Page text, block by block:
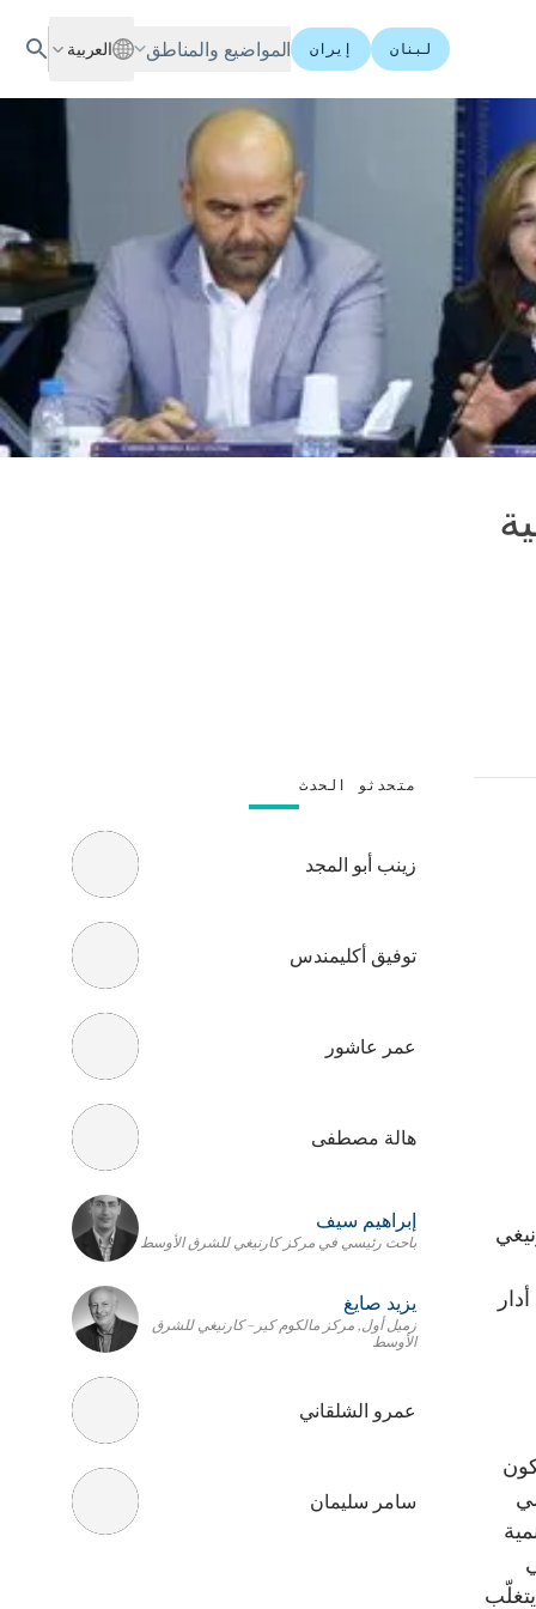
لبنان إيران المواضيع والمناطق العربية
متحدثو الحدث
زينب أبو المجد
توفيق أكليمندس
عمر عاشور
هالة مصطفى
إبراهيم سيف
باحث رئيسي في مركز كارنيغي للشرق الأوسط
يزيد صايغ
زميل أول, مركز مالكوم كير– كارنيغي للشرق
الأوسط
عمرو الشلقاني
سامر سليمان